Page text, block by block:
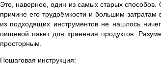
Это, наверное, один из самых старых способов.
причине его трудоёмкости и большим
из подходящих инструментов не нашлось
пищевой пакет для хранения продуктов.
просторным.
Пошаговая инструкция: